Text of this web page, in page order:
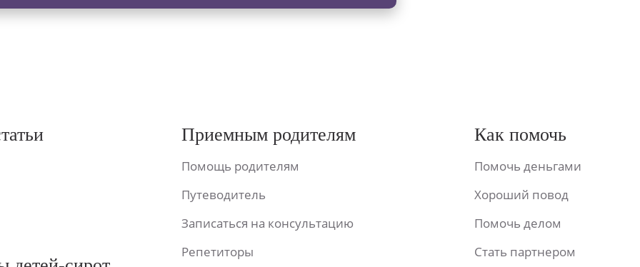
Приемным родителям
Помощь родителям
Путеводитель
Записаться на консультацию
Репетиторы
Как помочь
Помочь деньгами
Хороший повод
Помочь делом
Стать партнером